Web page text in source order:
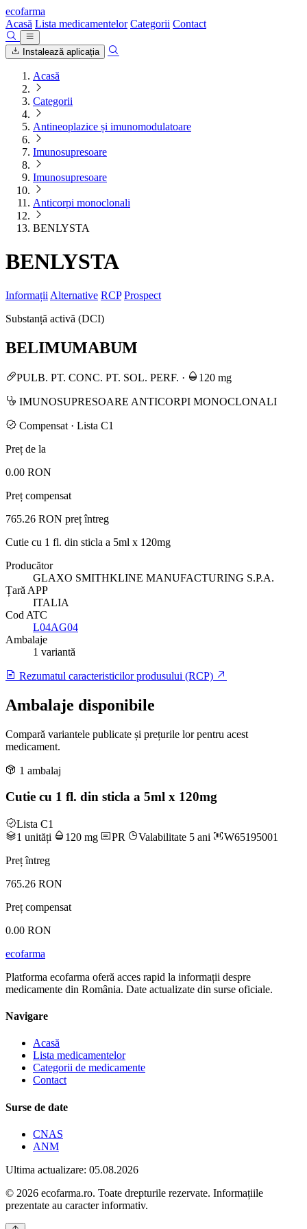
ecofarma
Acasă Lista medicamentelor Categorii Contact
Instalează aplicația
Acasă
Categorii
Antineoplazice și imunomodulatoare
Imunosupresoare
Imunosupresoare
Anticorpi monoclonali
BENLYSTA
BENLYSTA
Informații Alternative RCP Prospect
Substanță activă (DCI)
BELIMUMABUM
PULB. PT. CONC. PT. SOL. PERF. · 120 mg
IMUNOSUPRESOARE ANTICORPI MONOCLONALI
Compensat · Lista C1
Preț de la
0.00 RON
Preț compensat
765.26 RON preț întreg
Cutie cu 1 fl. din sticla a 5ml x 120mg
Producător
GLAXO SMITHKLINE MANUFACTURING S.P.A.
Țară APP
ITALIA
Cod ATC
L04AG04
Ambalaje
1 variantă
Rezumatul caracteristicilor produsului (RCP)
Ambalaje disponibile
Compară variantele publicate și prețurile lor pentru acest
medicament.
1 ambalaj
Cutie cu 1 fl. din sticla a 5ml x 120mg
Lista C1
1 unități
120 mg PR Valabilitate 5 ani
W65195001
Preț întreg
765.26 RON
Preț compensat
0.00 RON
ecofarma
Platforma ecofarma oferă acces rapid la informații despre
medicamente din România. Date actualizate din surse oficiale.
Navigare
Acasă
Lista medicamentelor
Categorii de medicamente
Contact
Surse de date
CNAS
ANM
Ultima actualizare: 05.08.2026
© 2026 ecofarma.ro. Toate drepturile rezervate. Informațiile
prezentate au caracter informativ.